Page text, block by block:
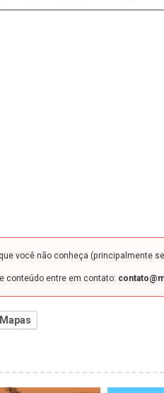
você não conheça (principalmente
conteúdo entre em contato: